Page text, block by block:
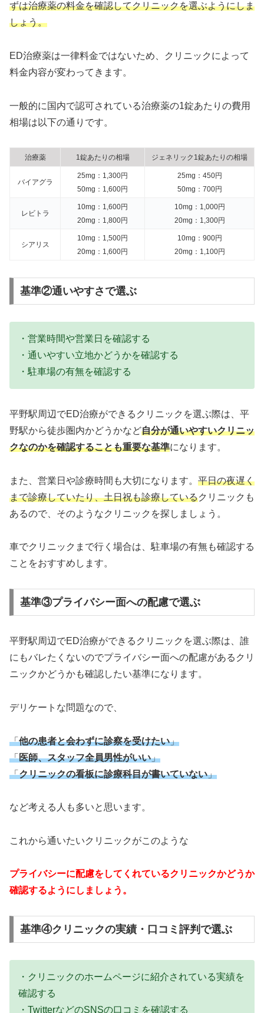
ずは治療薬の料金を確認してクリニックを選ぶようにしま
しょう。
ED治療薬は一律料金ではないため、クリニックによって
料金内容が変わってきます。
一般的に国内で認可されている治療薬の1錠あたりの費用
相場は以下の通りです。
治療薬 1錠あたりの相場 ジェネリック1錠あたりの相場
バイアグラ
25mg：1,300円
50mg：1,600円
25mg：450円
50mg：700円
レビトラ
10mg：1,600円
20mg：1,800円
10mg：1,000円
20mg：1,300円
シアリス
10mg：1,500円
20mg：1,600円
10mg：900円
20mg：1,100円
基準②通いやすさで選ぶ
・営業時間や営業日を確認する
・通いやすい立地かどうかを確認する
・駐車場の有無を確認する
平野駅周辺でED治療ができるクリニックを選ぶ際は、平
野駅から徒歩圏内かどうかなど自分が通いやすいクリニッ
クなのかを確認することも重要な基準になります。
また、営業日や診療時間も大切になります。 平日の夜遅く
まで診療していたり、土日祝も診療しているクリニックも
あるので、そのようなクリニックを探しましょう。
車でクリニックまで行く場合は、駐車場の有無も確認する
ことをおすすめします。
基準③プライバシー面への配慮で選ぶ
平野駅周辺でED治療ができるクリニックを選ぶ際は、誰
にもバレたくないのでプライバシー面への配慮があるクリ
ニックかどうかも確認したい基準になります。
デリケートな問題なので、
「他の患者と会わずに診察を受けたい」
「医師、スタッフ全員男性がいい」
「クリニックの看板に診療科目が書いていない」
など考える人も多いと思います。
これから通いたいクリニックがこのような
プライバシーに配慮をしてくれているクリニックかどうか
確認するようにしましょう。
基準④クリニックの実績・口コミ評判で選ぶ
・クリニックのホームページに紹介されている実績を
確認する
・TwitterなどのSNSの口コミを確認する